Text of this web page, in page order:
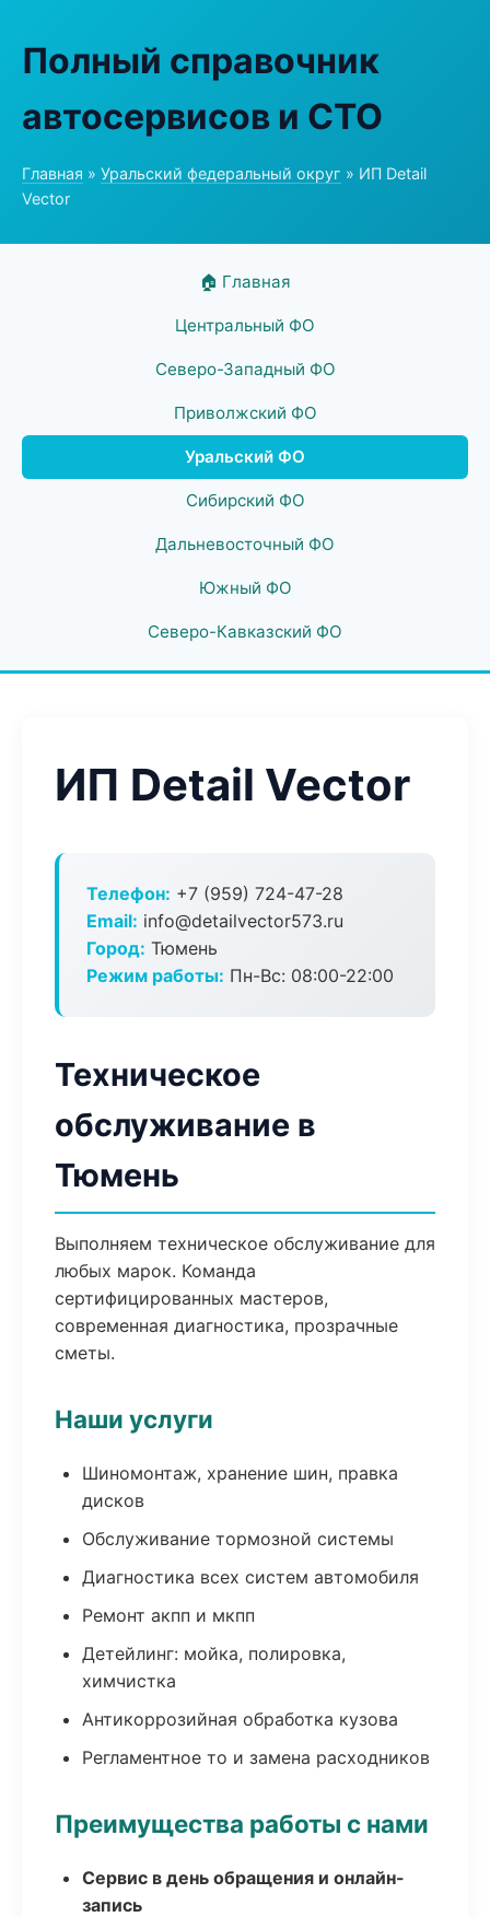
Полный справочник
автосервисов и СТО
Главная » Уральский федеральный округ » ИП Detail
Vector
🏠 Главная
Центральный ФО
Северо-Западный ФО
Приволжский ФО
Уральский ФО
Сибирский ФО
Дальневосточный ФО
Южный ФО
Северо-Кавказский ФО
ИП Detail Vector
Телефон: +7 (959) 724-47-28
Email: info@detailvector573.ru
Город: Тюмень
Режим работы: Пн-Вс: 08:00-22:00
Техническое
обслуживание в
Тюмень
Выполняем техническое обслуживание для
любых марок. Команда
сертифицированных мастеров,
современная диагностика, прозрачные
сметы.
Наши услуги
Шиномонтаж, хранение шин, правка
дисков
Обслуживание тормозной системы
Диагностика всех систем автомобиля
Ремонт акпп и мкпп
Детейлинг: мойка, полировка,
химчистка
Антикоррозийная обработка кузова
Регламентное то и замена расходников
Преимущества работы с нами
Сервис в день обращения и онлайн-
запись